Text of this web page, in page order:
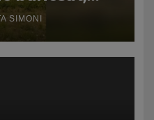
familje
SIMONI